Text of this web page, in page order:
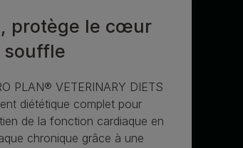
protège le cœur
souffle
PLAN® VETERINARY DIETS
diététique complet pour
de la fonction cardiaque en
chronique grâce à une